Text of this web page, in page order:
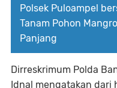
Polsek Puloampel
Tanam Pohon
Panjang
Dirreskrimum Polda
Idnal mengatakan dari